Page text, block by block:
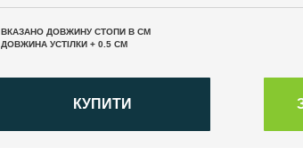
ВКАЗАНО ДОВЖИНУ СТОПИ В СМ
ДОВЖИНА УСТІЛКИ + 0.5 СМ
КУПИТИ